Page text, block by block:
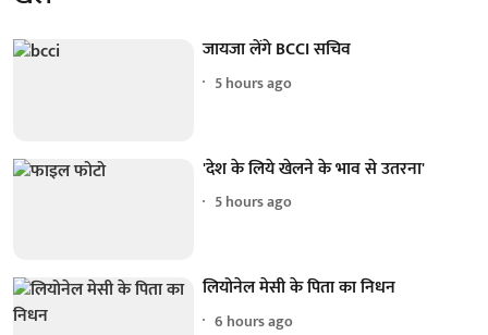
जायजा लेंगे BCCI सचिव
5 hours ago
'देश के लिये खेलने के भाव से उतरना'
5 hours ago
लियोनेल मेसी के पिता का निधन
6 hours ago